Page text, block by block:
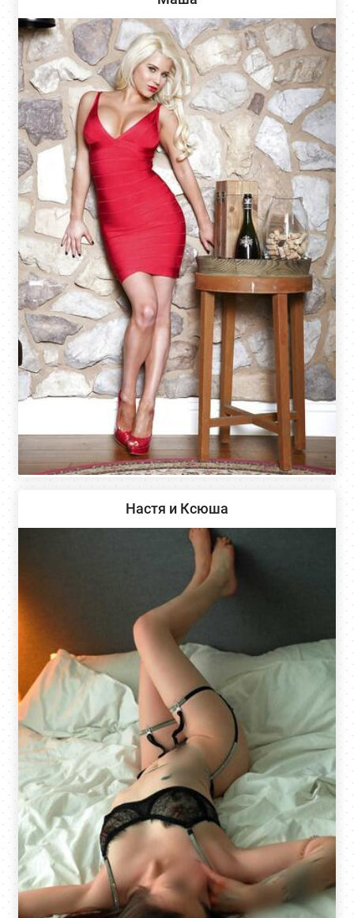
Настя и Ксюша